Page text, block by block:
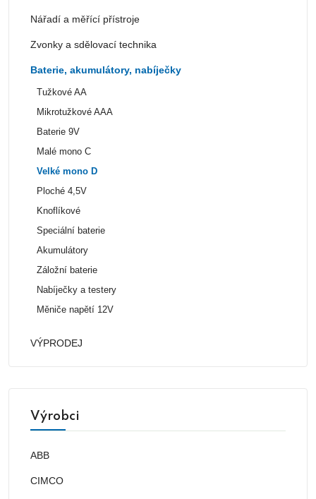
Nářadí a měřící přístroje
Zvonky a sdělovací technika
Baterie, akumulátory, nabíječky
Tužkové AA
Mikrotužkové AAA
Baterie 9V
Malé mono C
Velké mono D
Ploché 4,5V
Knoflíkové
Speciální baterie
Akumulátory
Záložní baterie
Nabíječky a testery
Měniče napětí 12V
VÝPRODEJ
Výrobci
ABB
CIMCO